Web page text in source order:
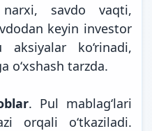
savdo vaqti,
keyin investor
ko‘rinadi,
o‘xshash tarzda.
. Pul mablag‘lari
orqali o‘tkaziladi.